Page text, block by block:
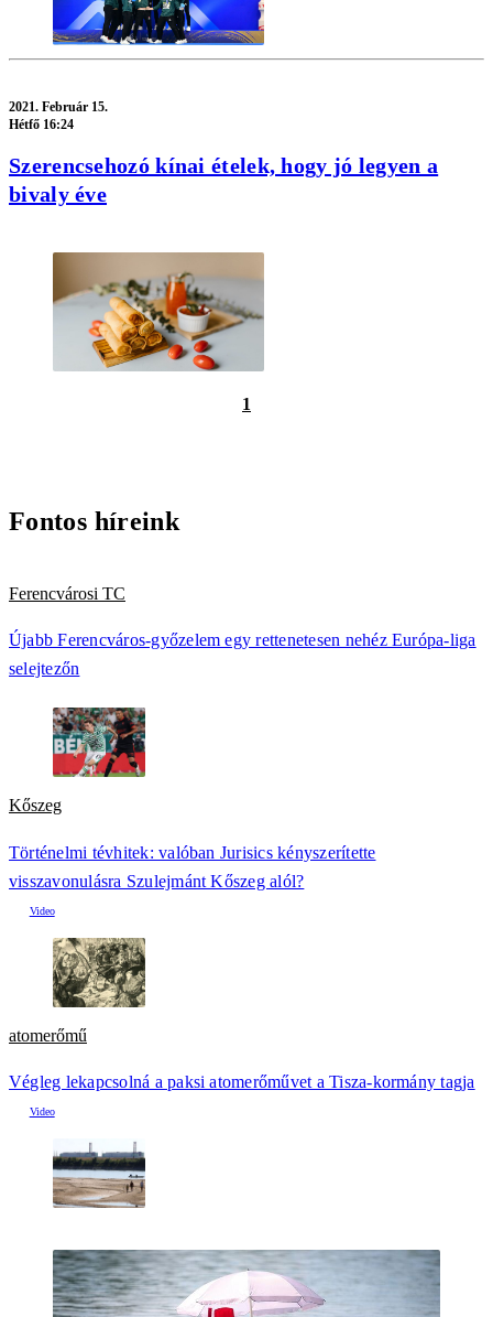
2021. Február 15.
Hétfő 16:24
Szerencsehozó kínai ételek, hogy jó legyen a
bivaly éve
1
Fontos híreink
Ferencvárosi TC
Újabb Ferencváros-győzelem egy rettenetesen nehéz Európa-liga
selejtezőn
Kőszeg
Történelmi tévhitek: valóban Jurisics kényszerítette
visszavonulásra Szulejmánt Kőszeg alól?
atomerőmű
Végleg lekapcsolná a paksi atomerőművet a Tisza-kormány tagja